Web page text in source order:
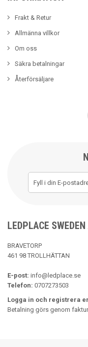
Frakt & Retur
Allmänna villkor
Om oss
Säkra betalningar
Återförsäljare
LEDPLACE SWEDEN
BRAVETORP
461 98 TROLLHÄTTAN
E-post: info@ledplace.se
Telefon: 0707273503
Logga in och registrera
Betalning görs genom